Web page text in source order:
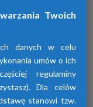
Twoich
danych w celu
umów o ich
regulaminy
Dla celów
stanowi tzw.